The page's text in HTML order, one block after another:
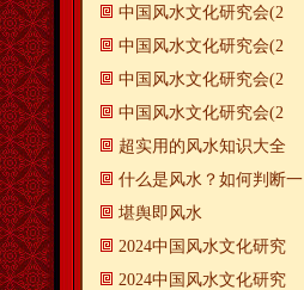
中国风水文化研究会(2
中国风水文化研究会(2
中国风水文化研究会(2
中国风水文化研究会(2
超实用的风水知识大全
什么是风水？如何判断一
​堪舆即风水
2024中国风水文化研究
2024中国风水文化研究